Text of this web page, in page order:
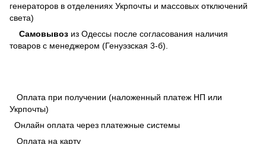
генераторов в отделениях Укрпочты и массовых отключений
света)
Самовывоз из Одессы после согласования наличия
товаров с менеджером (Генуэзская 3-б).
Оплата при получении (наложенный платеж НП или
Укрпочты)
Онлайн оплата через платежные системы
Оплата на карту